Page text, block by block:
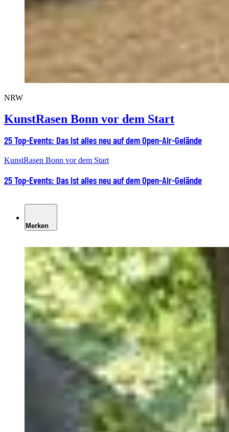
NRW
KunstRasen Bonn vor dem Start
25 Top-Events: Das ist alles neu auf dem Open-Air-Gelände
KunstRasen Bonn vor dem Start
25 Top-Events: Das ist alles neu auf dem Open-Air-Gelände
Merken